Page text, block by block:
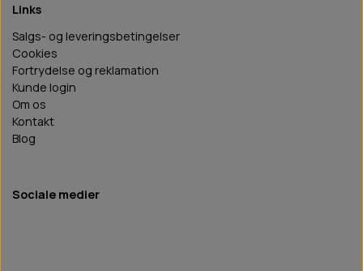
Links
Salgs- og leveringsbetingelser
Cookies
Fortrydelse og reklamation
Kunde login
Om os
Kontakt
Blog
Sociale medier